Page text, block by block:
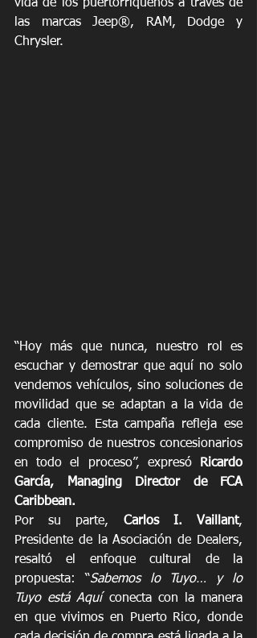
vida de los puertorriqueños a través de
las marcas Jeep®, RAM, Dodge y
Chrysler.
“Hoy más que nunca, nuestro rol es
escuchar y demostrar que aquí no solo
vendemos vehículos, sino soluciones de
movilidad que se adaptan a la vida de
cada cliente. Esta campaña refleja ese
compromiso de nuestros concesionarios
en todo el proceso”, expresó
Ricardo
García, Managing Director de FCA
Caribbean.
Por su parte, Carlos I. Vaillant,
Presidente de la Asociación de Dealers,
resaltó el enfoque cultural de la
propuesta: “Sabemos lo Tuyo… y lo
Tuyo está Aquí conecta con la manera
en que vivimos en Puerto Rico, donde